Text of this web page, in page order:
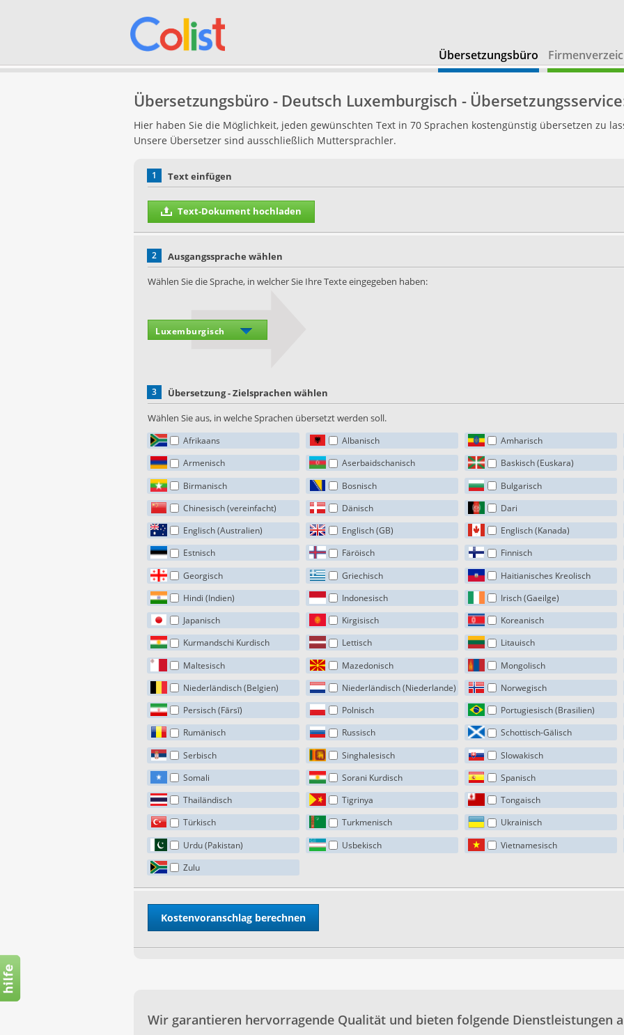
Übersetzungsbüro
Übersetzungsbüro - Deutsch Luxemburgisch -
Hier haben Sie die Möglichkeit, jeden gewünschten Text in 70 Sprachen kostengünstig übersetzen zu
Unsere Übersetzer sind ausschließlich Muttersprachler.
1 Text einfügen
Text-Dokument hochladen
2
Ausgangssprache wählen
Wählen Sie die Sprache, in welcher Sie Ihre Texte eingegeben haben:
3
Übersetzung - Zielsprachen wählen
Wählen Sie aus, in welche Sprachen übersetzt werden soll.
Afrikaans Albanisch
Amharisch
Armenisch
Aserbaidschanisch
Baskisch (Euskara)
Birmanisch
Bosnisch
Bulgarisch
Chinesisch (vereinfacht)
Dänisch
Dari
Englisch (Australien)
Englisch (GB)
Englisch (Kanada)
Estnisch
Färöisch
Finnisch
Georgisch
Griechisch
Haitianisches Kreolisch
Hindi (Indien)
Indonesisch
Irisch (Gaeilge)
Japanisch
Kirgisisch
Koreanisch
Kurmandschi Kurdisch
Lettisch
Litauisch
Maltesisch
Mazedonisch
Mongolisch
Niederländisch (Belgien)
Niederländisch (Niederlande)
Norwegisch
Persisch (Fārsī)
Polnisch
Portugiesisch (Brasilien)
Rumänisch
Russisch
Schottisch-Gälisch
Serbisch
Singhalesisch
Slowakisch
Somali
Sorani Kurdisch
Spanisch
Thailändisch
Tigrinya
Tongaisch
Türkisch
Turkmenisch
Ukrainisch
Urdu (Pakistan)
Usbekisch
Vietnamesisch
Zulu
Wir garantieren hervorragende Qualität und bieten folgende Dienstleistungen